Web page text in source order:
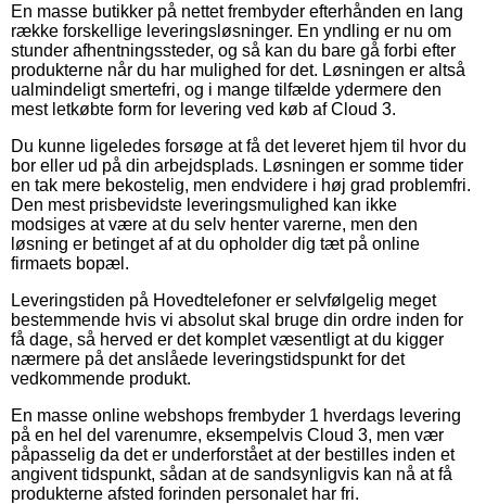
En masse butikker på nettet frembyder efterhånden en lang
række forskellige leveringsløsninger. En yndling er nu om
stunder afhentningssteder, og så kan du bare gå forbi efter
produkterne når du har mulighed for det. Løsningen er altså
ualmindeligt smertefri, og i mange tilfælde ydermere den
mest letkøbte form for levering ved køb af Cloud 3.
Du kunne ligeledes forsøge at få det leveret hjem til hvor du
bor eller ud på din arbejdsplads. Løsningen er somme tider
en tak mere bekostelig, men endvidere i høj grad problemfri.
Den mest prisbevidste leveringsmulighed kan ikke
modsiges at være at du selv henter varerne, men den
løsning er betinget af at du opholder dig tæt på online
firmaets bopæl.
Leveringstiden på Hovedtelefoner er selvfølgelig meget
bestemmende hvis vi absolut skal bruge din ordre inden for
få dage, så herved er det komplet væsentligt at du kigger
nærmere på det anslåede leveringstidspunkt for det
vedkommende produkt.
En masse online webshops frembyder 1 hverdags levering
på en hel del varenumre, eksempelvis Cloud 3, men vær
påpasselig da det er underforstået at der bestilles inden et
angivent tidspunkt, sådan at de sandsynligvis kan nå at få
produkterne afsted forinden personalet har fri.